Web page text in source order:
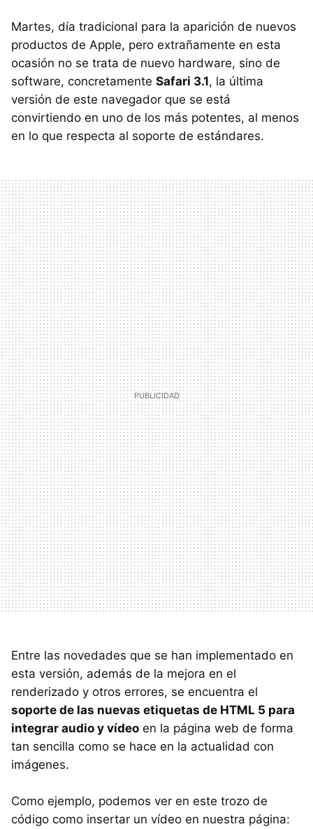
Martes, día tradicional para la aparición de nuevos
productos de Apple, pero extrañamente en esta
ocasión no se trata de nuevo hardware, sino de
software, concretamente Safari 3.1, la última
versión de este navegador que se está
convirtiendo en uno de los más potentes, al menos
en lo que respecta al soporte de estándares.
Entre las novedades que se han implementado en
esta versión, además de la mejora en el
renderizado y otros errores, se encuentra el
soporte de las nuevas etiquetas de HTML 5 para
integrar audio y vídeo en la página web de forma
tan sencilla como se hace en la actualidad con
imágenes.
Como ejemplo, podemos ver en este trozo de
código como insertar un vídeo en nuestra página: